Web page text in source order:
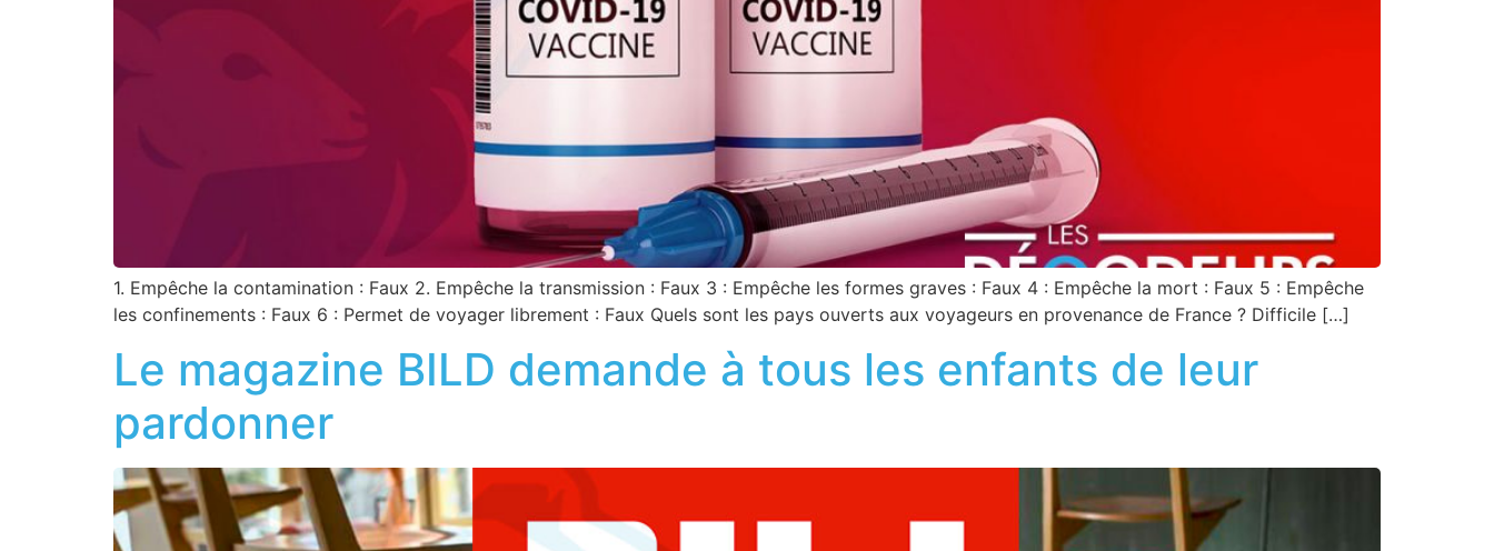
1. Empêche la contamination : Faux 2. Empêche la transmission : Faux 3 : Empêche les formes graves : Faux 4 : Empêche la mort : Faux 5 : Empêche
les confinements : Faux 6 : Permet de voyager librement : Faux Quels sont les pays ouverts aux voyageurs en provenance de France ? Difficile […]
Le magazine BILD demande à tous les enfants de leur
pardonner